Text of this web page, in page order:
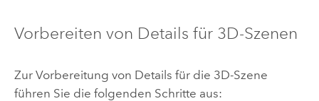
Vorbereiten von Details für 3D-Szenen
Zur Vorbereitung von Details für die 3D-Szene
führen Sie die folgenden Schritte aus: